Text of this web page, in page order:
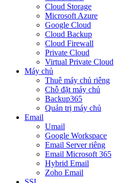
Cloud Storage
Microsoft Azure
Google Cloud
Cloud Backup
Cloud Firewall
Private Cloud
Virtual Private Cloud
Máy chủ
Thuê máy chủ riêng
Chỗ đặt máy chủ
Backup365
Quản trị máy chủ
Email
Umail
Google Workspace
Email Server riêng
Email Microsoft 365
Hybrid Email
Zoho Email